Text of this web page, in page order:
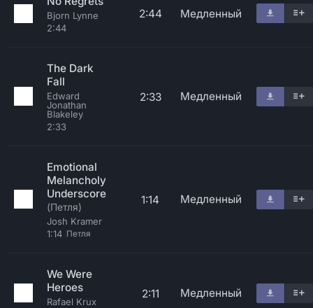
Bjorn Lynne
2:44
2:44 Медленный
The Dark
Fall
Edward
Jonathan
Blakeley
2:33
2:33 Медленный
Emotional
Melancholy
Underscore
(Петля)
Josh Kramer
1:14 Петля
1:14 Медленный
We Were
Heroes
Rafael Krux
2:11 Медленный